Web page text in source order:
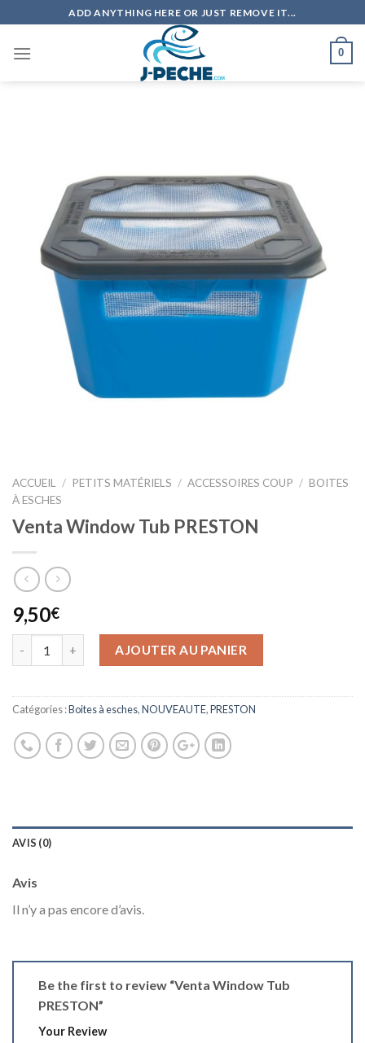
to
content
ADD ANYTHING HERE OR JUST REMOVE IT...
0
ACCUEIL / PETITS MATÉRIELS / ACCESSOIRES COUP / BOITES
À ESCHES
Venta Window Tub PRESTON
9,50€
AJOUTER AU PANIER
Catégories :Boites à esches,NOUVEAUTE,PRESTON
AVIS (0)
Avis
Il n’y a pas encore d’avis.
Be the first to review “Venta Window Tub
PRESTON”
Your Review